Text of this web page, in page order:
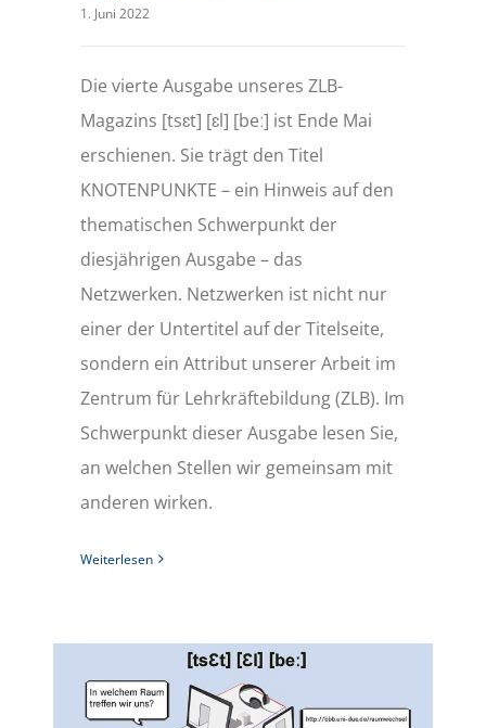
1. Juni 2022
Die vierte Ausgabe unseres ZLB-
Magazins [tsɛt] [ɛl] [beː] ist Ende Mai
erschienen. Sie trägt den Titel
KNOTENPUNKTE – ein Hinweis auf den
thematischen Schwerpunkt der
diesjährigen Ausgabe – das
Netzwerken. Netzwerken ist nicht nur
einer der Untertitel auf der Titelseite,
sondern ein Attribut unserer Arbeit im
Zentrum für Lehrkräftebildung (ZLB). Im
Schwerpunkt dieser Ausgabe lesen Sie,
an welchen Stellen wir gemeinsam mit
anderen wirken.
Weiterlesen